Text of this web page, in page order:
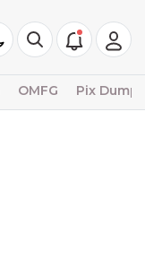
OMFG Pix Dump